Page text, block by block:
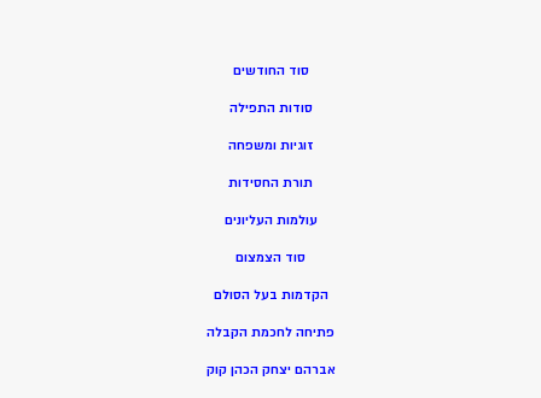
סוד החודשים
סודות התפילה
זוגיות ומשפחה
תורת החסידות
עולמות העליונים
סוד הצמצום
הקדמות בעל הסולם
פתיחה לחכמת הקבלה
אברהם יצחק הכהן קוק